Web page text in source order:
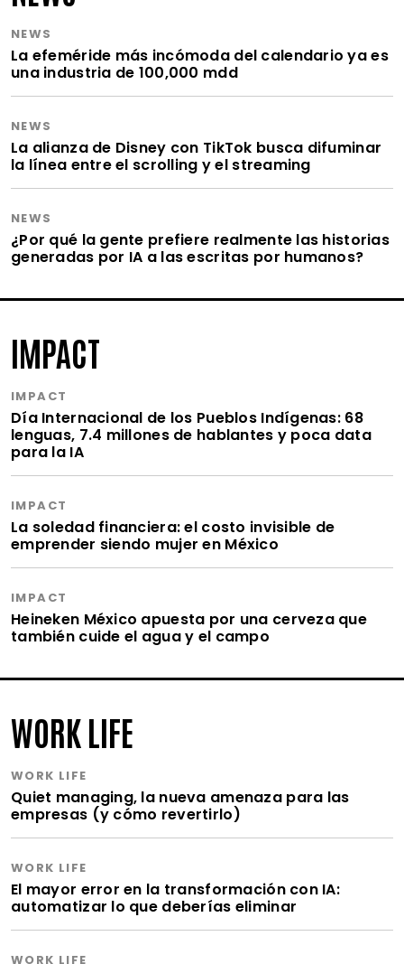
NEWS
La efeméride más incómoda del calendario ya es
una industria de 100,000 mdd
NEWS
La alianza de Disney con TikTok busca difuminar
la línea entre el scrolling y el streaming
NEWS
¿Por qué la gente prefiere realmente las historias
generadas por IA a las escritas por humanos?
IMPACT
IMPACT
Día Internacional de los Pueblos Indígenas: 68
lenguas, 7.4 millones de hablantes y poca data
para la IA
IMPACT
La soledad financiera: el costo invisible de
emprender siendo mujer en México
IMPACT
Heineken México apuesta por una cerveza que
también cuide el agua y el campo
WORK LIFE
WORK LIFE
Quiet managing, la nueva amenaza para las
empresas (y cómo revertirlo)
WORK LIFE
El mayor error en la transformación con IA:
automatizar lo que deberías eliminar
WORK LIFE